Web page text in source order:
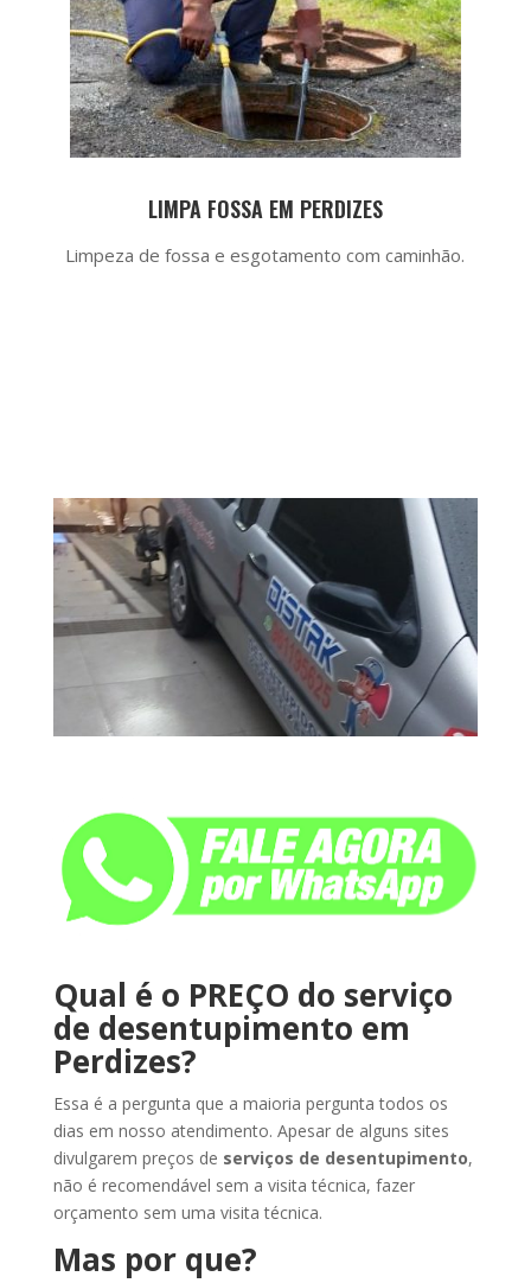
LIMPA FOSSA EM PERDIZES
Limpeza de fossa e esgotamento com caminhão.
Qual é o PREÇO do serviço
de desentupimento em
Perdizes?
Essa é a pergunta que a maioria pergunta todos os
dias em nosso atendimento. Apesar de alguns sites
divulgarem preços de serviços de desentupimento,
não é recomendável sem a visita técnica, fazer
orçamento sem uma visita técnica.
Mas por que?